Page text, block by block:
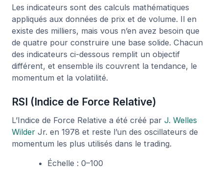
Les indicateurs sont des calculs mathématiques
appliqués aux données de prix et de volume. Il en
existe des milliers, mais vous n’en avez besoin que
de quatre pour construire une base solide. Chacun
des indicateurs ci-dessous remplit un objectif
différent, et ensemble ils couvrent la tendance, le
momentum et la volatilité.
RSI (Indice de Force Relative)
L’Indice de Force Relative a été créé par J. Welles
Wilder Jr. en 1978 et reste l’un des oscillateurs de
momentum les plus utilisés dans le trading.
Échelle : 0–100